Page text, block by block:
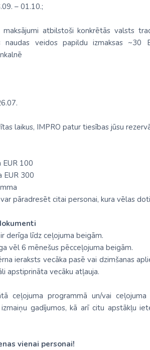
– 01.10.;
atbilstoši konkrētās valsts
veidos papildu izmaksas ~30
laikus, IMPRO patur tiesības jūsu
EUR 100
EUR 300
pāradresēt citai personai, kura vēlas
derīga līdz ceļojuma beigām.
vēl 6 mēnešus pēcceļojuma beigām.
ieraksts vecāka pasē vai dzimšanas
apstiprināta vecāku atļauja.
ceļojuma programmā un/vai
gadījumos, kā arī citu apstākļu
vienai personai!